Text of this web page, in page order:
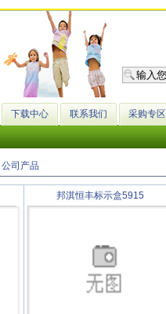
下载中心 联系我们 采购专区
公司产品
邦淇恒丰标示盒5915